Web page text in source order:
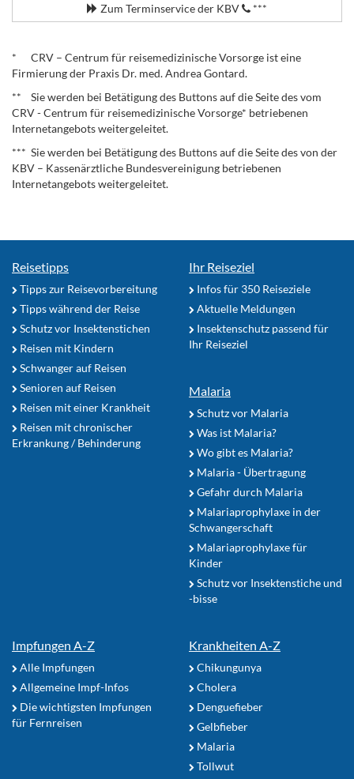
Zum Terminservice der KBV ***
* CRV – Centrum für reisemedizinische Vorsorge ist eine
Firmierung der Praxis Dr. med. Andrea Gontard.
** Sie werden bei Betätigung des Buttons auf die Seite des vom
CRV - Centrum für reisemedizinische Vorsorge* betriebenen
Internetangebots weitergeleitet.
*** Sie werden bei Betätigung des Buttons auf die Seite des von der
KBV – Kassenärztliche Bundesvereinigung betriebenen
Internetangebots weitergeleitet.
Reisetipps
Tipps zur Reisevorbereitung
Tipps während der Reise
Schutz vor Insektenstichen
Reisen mit Kindern
Schwanger auf Reisen
Senioren auf Reisen
Reisen mit einer Krankheit
Reisen mit chronischer
Erkrankung / Behinderung
Ihr Reiseziel
Infos für 350 Reiseziele
Aktuelle Meldungen
Insektenschutz passend für
Ihr Reiseziel
Malaria
Schutz vor Malaria
Was ist Malaria?
Wo gibt es Malaria?
Malaria - Übertragung
Gefahr durch Malaria
Malariaprophylaxe in der
Schwangerschaft
Malariaprophylaxe für
Kinder
Schutz vor Insektenstiche und
-bisse
Impfungen A-Z
Alle Impfungen
Allgemeine Impf-Infos
Die wichtigsten Impfungen
für Fernreisen
Krankheiten A-Z
Chikungunya
Cholera
Denguefieber
Gelbfieber
Malaria
Tollwut